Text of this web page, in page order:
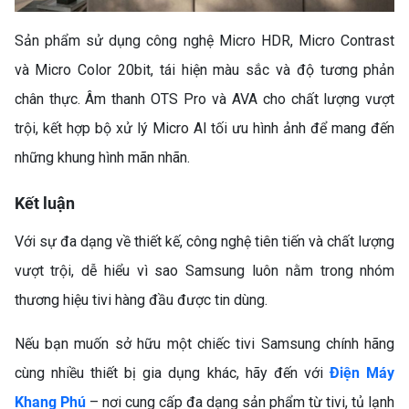
Sản phẩm sử dụng công nghệ Micro HDR, Micro Contrast
và Micro Color 20bit, tái hiện màu sắc và độ tương phản
chân thực. Âm thanh OTS Pro và AVA cho chất lượng vượt
trội, kết hợp bộ xử lý Micro AI tối ưu hình ảnh để mang đến
những khung hình mãn nhãn.
Kết luận
Với sự đa dạng về thiết kế, công nghệ tiên tiến và chất lượng
vượt trội, dễ hiểu vì sao Samsung luôn nằm trong nhóm
thương hiệu tivi hàng đầu được tin dùng.
Nếu bạn muốn sở hữu một chiếc tivi Samsung chính hãng
cùng nhiều thiết bị gia dụng khác, hãy đến vớiĐiện Máy
Khang Phú – nơi cung cấp đa dạng sản phẩm từ tivi, tủ lạnh
INVERTER VÀ MÁY GIẶT
THƯỜNG: NÊN CHỌN LOẠI
TOP 5 MÁY GIẶT LỒNG
NGANG CHẤT LƯỢNG, GIÁ